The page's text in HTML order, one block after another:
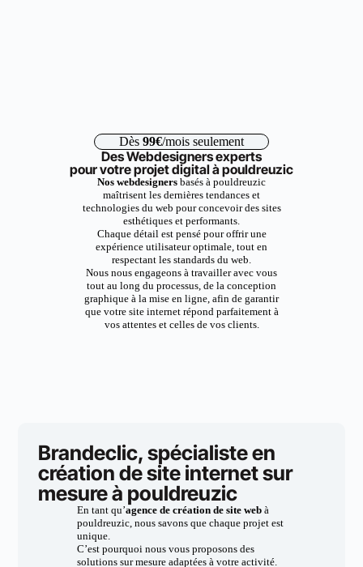
Dès 99€/mois seulement
Des Webdesigners experts
pour votre projet digital à pouldreuzic
Nos webdesigners basés à pouldreuzic
maîtrisent les dernières tendances et
technologies du web pour concevoir des sites
esthétiques et performants.
Chaque détail est pensé pour offrir une
expérience utilisateur optimale, tout en
respectant les standards du web.
Nous nous engageons à travailler avec vous
tout au long du processus, de la conception
graphique à la mise en ligne, afin de garantir
que votre site internet répond parfaitement à
vos attentes et celles de vos clients.
Brandeclic, spécialiste en
création de site internet sur
mesure à pouldreuzic
En tant qu’agence de création de site webà
pouldreuzic, nous savons que chaque projet est
unique.
C’est pourquoi nous vous proposons des
solutions sur mesure adaptées à votre activité.